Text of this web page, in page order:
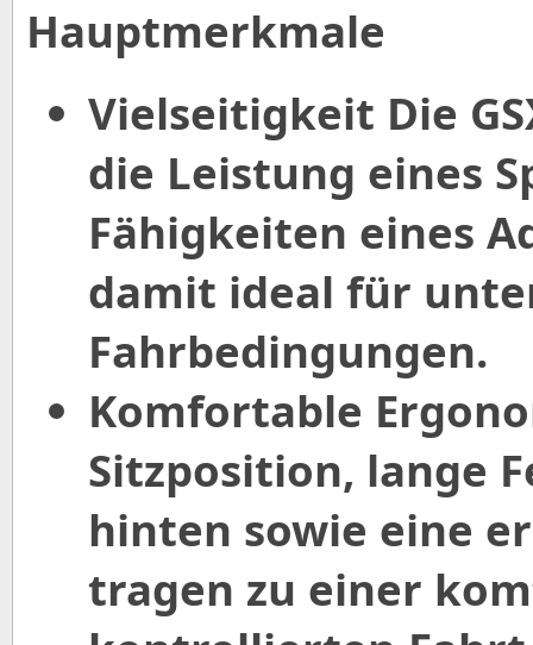
Hauptmerkmale
Vielseitigkeit Die
die Leistung eines
Fähigkeiten eines
damit ideal für
Fahrbedingungen.
Komfortable
Sitzposition, lange
hinten sowie eine
tragen zu einer